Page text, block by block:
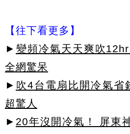
【往下看更多】
► 變頻冷氣天天爽吹
全網驚呆
► 吹4台電扇比開冷氣省
超驚人
► 20年沒開冷氣！ 屏東